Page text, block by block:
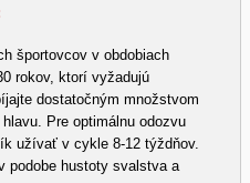
športovcov v obdobiach
rokov, ktorí vyžadujú
dostatočným množstvom
Pre optimálnu odozvu
užívať v cykle 8-12 týždňov.
podobe hustoty svalstva a